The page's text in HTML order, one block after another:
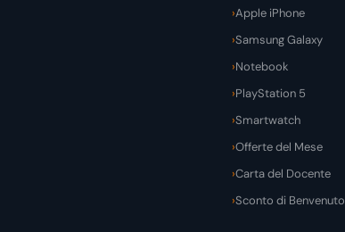
Apple iPhone
Samsung Galaxy
Notebook
PlayStation 5
Smartwatch
Offerte del Mese
Carta del Docente
Sconto di Benvenuto